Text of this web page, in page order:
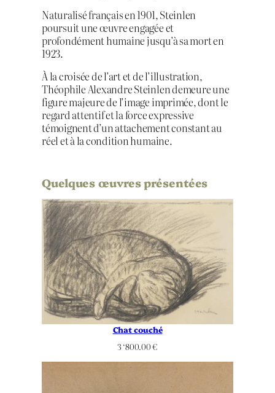
Naturalisé français en 1901, Steinlen
poursuit une œuvre engagée et
profondément humaine jusqu’à sa mort en
1923.
À la croisée de l’art et de l’illustration,
Théophile Alexandre Steinlen demeure une
figure majeure de l’image imprimée, dont le
regard attentif et la force expressive
témoignent d’un attachement constant au
réel et à la condition humaine.
Quelques œuvres présentées
Chat couché
3 ‘800.00€